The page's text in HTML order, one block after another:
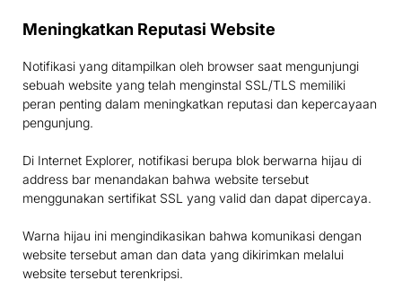
Meningkatkan Reputasi Website
Notifikasi yang ditampilkan oleh browser saat mengunjungi
sebuah website yang telah menginstal SSL/TLS memiliki
peran penting dalam meningkatkan reputasi dan kepercayaan
pengunjung.
Di Internet Explorer, notifikasi berupa blok berwarna hijau di
address bar menandakan bahwa website tersebut
menggunakan sertifikat SSL yang valid dan dapat dipercaya.
Warna hijau ini mengindikasikan bahwa komunikasi dengan
website tersebut aman dan data yang dikirimkan melalui
website tersebut terenkripsi.